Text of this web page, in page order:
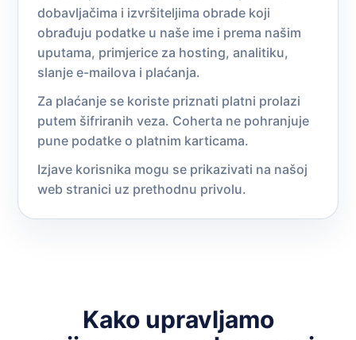
dobavljačima i izvršiteljima obrade koji
obrađuju podatke u naše ime i prema našim
uputama, primjerice za hosting, analitiku,
slanje e-mailova i plaćanja.
Za plaćanje se koriste priznati platni prolazi
putem šifriranih veza. Coherta ne pohranjuje
pune podatke o platnim karticama.
Izjave korisnika mogu se prikazivati na našoj
web stranici uz prethodnu privolu.
Kako upravljamo